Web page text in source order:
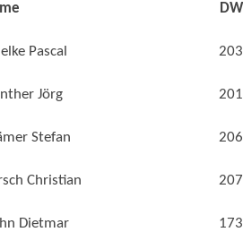
Pascal
Jörg
Stefan
Christian
Dietmar